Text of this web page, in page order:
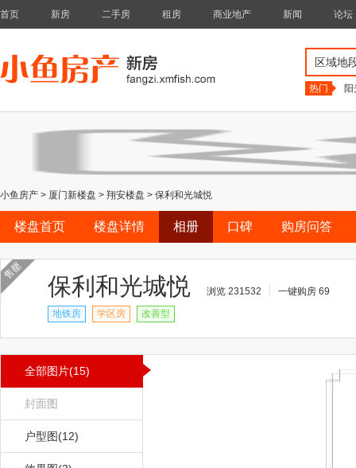
首页 新房 二手房 租房 商业地产 新闻 论坛
区域地
热门
小鱼房产 > 厦门新楼盘 > 翔安楼盘 > 保利和光城悦
楼盘首页 楼盘详情 相册 口碑 购房问答
售罄
保利和光城悦 浏览 231532
一键购房 69
地铁房
学区房 改善型
全部图片(15)
封面图
户型图(12)